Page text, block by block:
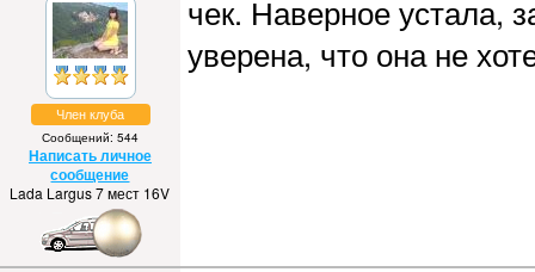
Член клуба
Сообщений: 544
Написать личное
сообщение
Lada Largus 7 мест 16V
чек. Наверное устала,
уверена, что она не